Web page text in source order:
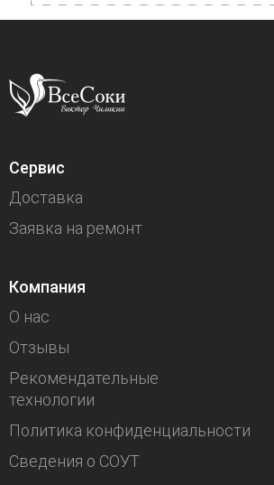
Сервис
Доставка
Заявка на ремонт
Компания
О нас
Отзывы
Рекомендательные
технологии
Политика конфиденциальности
Сведения о СОУТ